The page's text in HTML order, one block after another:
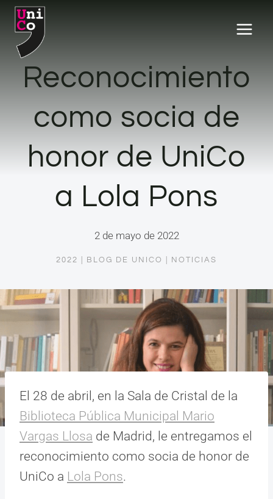
Saltar
contenido
Reconocimiento
como socia de
honor de UniCo
a Lola Pons
2 de mayo de 2022
2022 BLOG DE UNICO NOTICIAS
El 28 de abril, en la Sala de Cristal de la
Biblioteca Pública Municipal Mario
Vargas Llosa de Madrid, le entregamos el
reconocimiento como socia de honor de
UniCo a Lola Pons.